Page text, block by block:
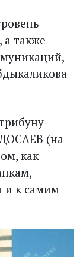
а также
-
(на
как
и к самим